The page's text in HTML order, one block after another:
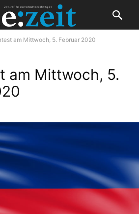
am Mittwoch, 5. Februar 2020
am Mittwoch, 5.